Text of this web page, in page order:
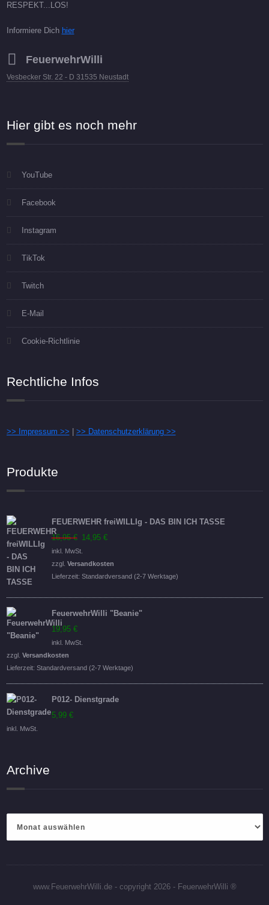
RESPEKT...LOS!
Informiere Dich hier
FeuerwehrWilli
Vesbecker Str. 22 - D 31535 Neustadt
Hier gibt es noch mehr
YouTube
Facebook
Instagram
TikTok
Twitch
E-Mail
Cookie-Richtlinie
Rechtliche Infos
>> Impressum >> >> Datenschutzerklärung >>
Produkte
FEUERWEHR freiWILLIg - DAS BIN ICH TASSE
16,95€ Ursprünglicher
Preis
war:
16,95 €
14,95 €
ist:
14,95 €.
inkl. MwSt.
zzgl. Versandkosten
Lieferzeit: Standardversand (2-7 Werktage)
FeuerwehrWilli "Beanie"
19,95 €
inkl. MwSt.
zzgl. Versandkosten
Lieferzeit: Standardversand (2-7 Werktage)
P012- Dienstgrade
5,99 €
inkl. MwSt.
Archive